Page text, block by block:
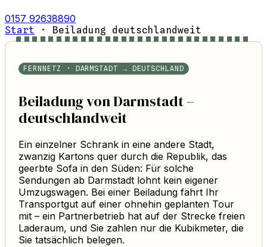
0157 92638890
Start · Beiladung deutschlandweit
FERNNETZ · DARMSTADT → DEUTSCHLAND
Beiladung von Darmstadt –
deutschlandweit
Ein einzelner Schrank in eine andere Stadt,
zwanzig Kartons quer durch die Republik, das
geerbte Sofa in den Süden: Für solche
Sendungen ab Darmstadt lohnt kein eigener
Umzugswagen. Bei einer Beiladung fährt Ihr
Transportgut auf einer ohnehin geplanten Tour
mit – ein Partnerbetrieb hat auf der Strecke freien
Laderaum, und Sie zahlen nur die Kubikmeter, die
Sie tatsächlich belegen.